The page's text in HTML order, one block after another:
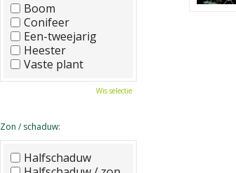
Boom
Conifeer
Een-tweejarig
Heester
Vaste plant
Wis selectie
Zon / schaduw:
Halfschaduw